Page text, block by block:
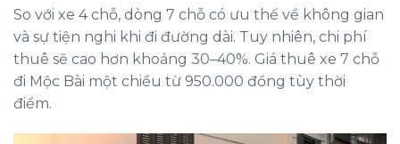
So với xe 4 chỗ, dòng 7 chỗ có ưu thế về không gian
và sự tiện nghi khi đi đường dài. Tuy nhiên, chi phí
thuê sẽ cao hơn khoảng 30–40%. Giá thuê xe 7 chỗ
đi Mộc Bài một chiều từ 950.000 đồng tùy thời
điểm.